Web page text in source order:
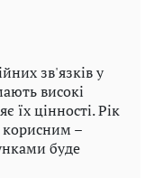
зв'язків у
високі
їх цінності. Рік
корисним –
буде